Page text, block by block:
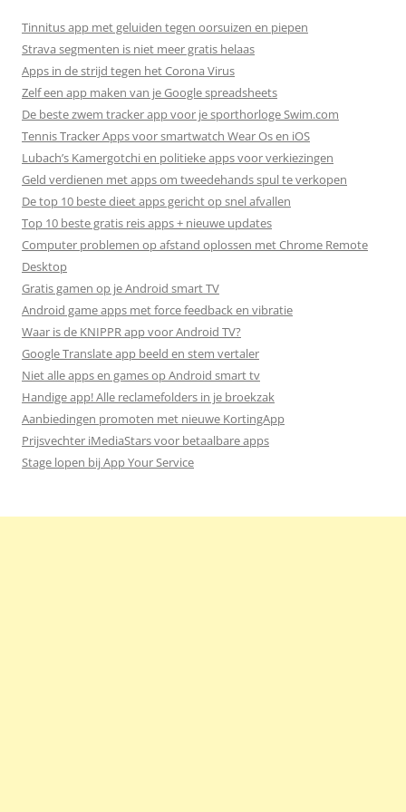
Tinnitus app met geluiden tegen oorsuizen en piepen
Strava segmenten is niet meer gratis helaas
Apps in de strijd tegen het Corona Virus
Zelf een app maken van je Google spreadsheets
De beste zwem tracker app voor je sporthorloge Swim.com
Tennis Tracker Apps voor smartwatch Wear Os en iOS
Lubach’s Kamergotchi en politieke apps voor verkiezingen
Geld verdienen met apps om tweedehands spul te verkopen
De top 10 beste dieet apps gericht op snel afvallen
Top 10 beste gratis reis apps + nieuwe updates
Computer problemen op afstand oplossen met Chrome Remote
Desktop
Gratis gamen op je Android smart TV
Android game apps met force feedback en vibratie
Waar is de KNIPPR app voor Android TV?
Google Translate app beeld en stem vertaler
Niet alle apps en games op Android smart tv
Handige app! Alle reclamefolders in je broekzak
Aanbiedingen promoten met nieuwe KortingApp
Prijsvechter iMediaStars voor betaalbare apps
Stage lopen bij App Your Service